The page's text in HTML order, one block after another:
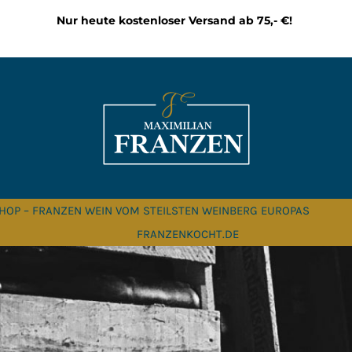
Nur heute kostenloser Versand ab 75,- €!
– FRANZEN WEIN VOM STEILSTEN WEINBERG EUROPAS
FRANZENKOCHT.DE